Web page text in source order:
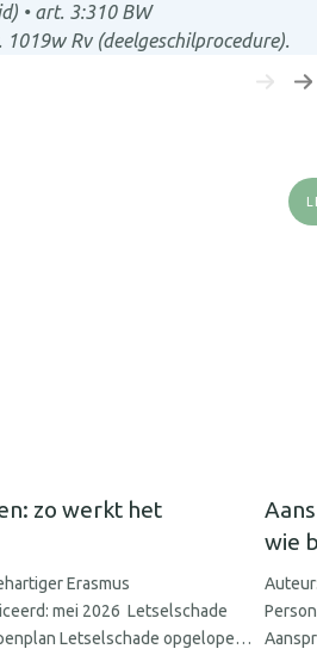
• art. 3:310 BW
Rv (deelgeschilprocedure).
zo werkt het
Erasmus
mei 2026 Letselschade
Letselschade opgelopen
wie